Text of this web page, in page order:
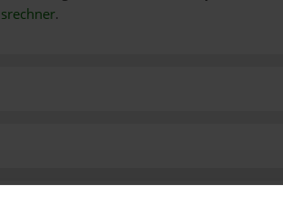
.